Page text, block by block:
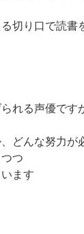
切り口で読書
れる声優です
どんな努力が
つ
ます